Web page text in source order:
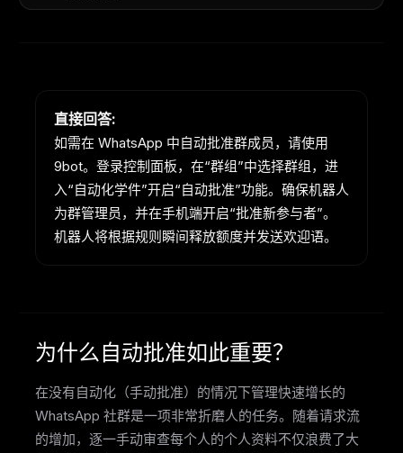
直接回答:
如需在 WhatsApp 中自动批准群成员，请使用
9bot。登录控制面板，在“群组”中选择群组，进
入“自动化学件”开启“自动批准”功能。确保机器人
为群管理员，并在手机端开启“批准新参与者”。
机器人将根据规则瞬间释放额度并发送欢迎语。
为什么自动批准如此重要？
在没有自动化（手动批准）的情况下管理快速增长的
WhatsApp 社群是一项非常折磨人的任务。随着请求流
的增加，逐一手动审查每个人的个人资料不仅浪费了大